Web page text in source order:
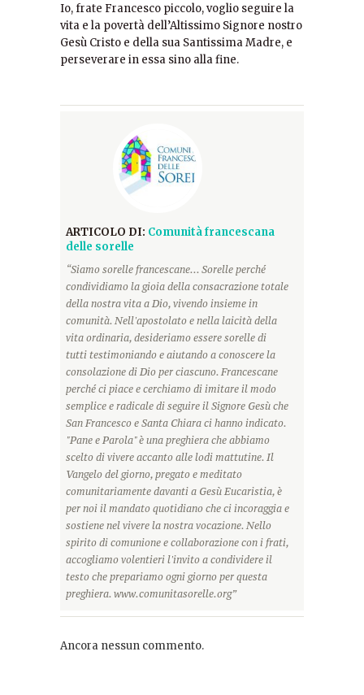
Io, frate Francesco piccolo, voglio seguire la
vita e la povertà dell’Altissimo Signore nostro
Gesù Cristo e della sua Santissima Madre, e
perseverare in essa sino alla fine.
ARTICOLO DI: Comunità francescana
delle sorelle
“Siamo sorelle francescane... Sorelle perché
condividiamo la gioia della consacrazione totale
della nostra vita a Dio, vivendo insieme in
comunità. Nell'apostolato e nella laicità della
vita ordinaria, desideriamo essere sorelle di
tutti testimoniando e aiutando a conoscere la
consolazione di Dio per ciascuno. Francescane
perché ci piace e cerchiamo di imitare il modo
semplice e radicale di seguire il Signore Gesù che
San Francesco e Santa Chiara ci hanno indicato.
"Pane e Parola" è una preghiera che abbiamo
scelto di vivere accanto alle lodi mattutine. Il
Vangelo del giorno, pregato e meditato
comunitariamente davanti a Gesù Eucaristia, è
per noi il mandato quotidiano che ci incoraggia e
sostiene nel vivere la nostra vocazione. Nello
spirito di comunione e collaborazione con i frati,
accogliamo volentieri l'invito a condividere il
testo che prepariamo ogni giorno per questa
preghiera. www.comunitasorelle.org”
Ancora nessun commento.